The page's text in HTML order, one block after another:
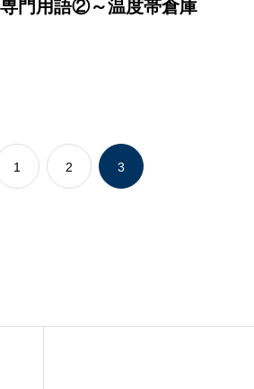
門用語②～温度帯倉庫
1 2 3